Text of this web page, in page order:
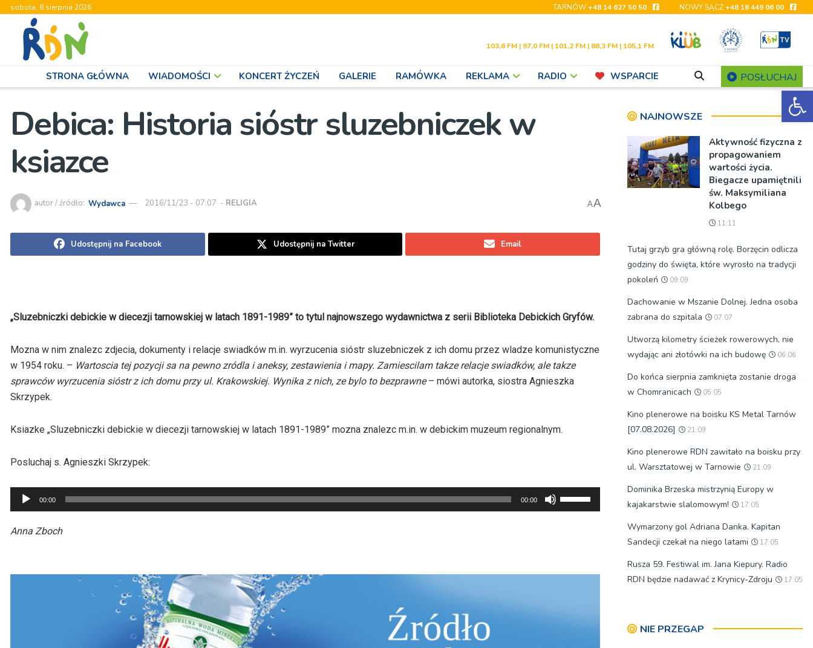
sobota, 8 sierpnia 2026 TARNÓW+48 14 627 50 50 NOWY SĄCZ+48 18 449 06 00
103,6 FM | 97,0 FM | 101,2 FM | 88,3 FM | 105,1 FM
STRONA GŁÓWNA WIADOMOŚCI KONCERT ŻYCZEŃ GALERIE RAMÓWKA REKLAMA RADIO WSPARCIE POSŁUCHAJ
Debica: Historia sióstr sluzebniczek w
ksiazce
autor / źródło: Wydawca 2016/11/23 - 07:07 - RELIGIA AA
Udostępnij na Facebook Udostępnij na Twitter Email
„Sluzebniczki debickie w diecezji tarnowskiej w latach 1891-1989” to tytul najnowszego wydawnictwa z serii Biblioteka Debickich Gryfów.
Mozna w nim znalezc zdjecia, dokumenty i relacje swiadków m.in. wyrzucenia sióstr sluzebniczek z ich domu przez wladze komunistyczne
w 1954 roku. – Wartoscia tej pozycji sa na pewno zródla i aneksy, zestawienia i mapy. Zamiescilam takze relacje swiadków, ale takze
sprawców wyrzucenia sióstr z ich domu przy ul. Krakowskiej. Wynika z nich, ze bylo to bezprawne– mówi autorka, siostra Agnieszka
Skrzypek.
Ksiazke „Sluzebniczki debickie w diecezji tarnowskiej w latach 1891-1989” mozna znalezc m.in. w debickim muzeum regionalnym.
Posluchaj s. Agnieszki Skrzypek:
Odtwarzacz
plików
dźwiękowych
00:00 00:00
strzałek
do
Anna Zboch
NAJNOWSZE
Aktywność fizyczna z
propagowaniem
wartości życia.
Biegacze upamiętnili
św. Maksymiliana
Kolbego
11:11
Tutaj grzyb gra główną rolę. Borzęcin odlicza
godziny do święta, które wyrosło na tradycji
pokoleń
09:09
Dachowanie w Mszanie Dolnej. Jedna osoba
zabrana do szpitala
07:07
Utworzą kilometry ścieżek rowerowych, nie
wydając ani złotówki na ich budowę
06:06
Do końca sierpnia zamknięta zostanie droga
w Chomranicach
05:05
Kino plenerowe na boisku KS Metal Tarnów
[07.08.2026]
21:09
Kino plenerowe RDN zawitało na boisku przy
ul. Warsztatowej w Tarnowie
21:09
Dominika Brzeska mistrzynią Europy w
kajakarstwie slalomowym!
17:05
Wymarzony gol Adriana Danka. Kapitan
Sandecji czekał na niego latami
17:05
Rusza 59. Festiwal im. Jana Kiepury. Radio
RDN będzie nadawać z Krynicy-Zdroju
17:05
NIE PRZEGAP